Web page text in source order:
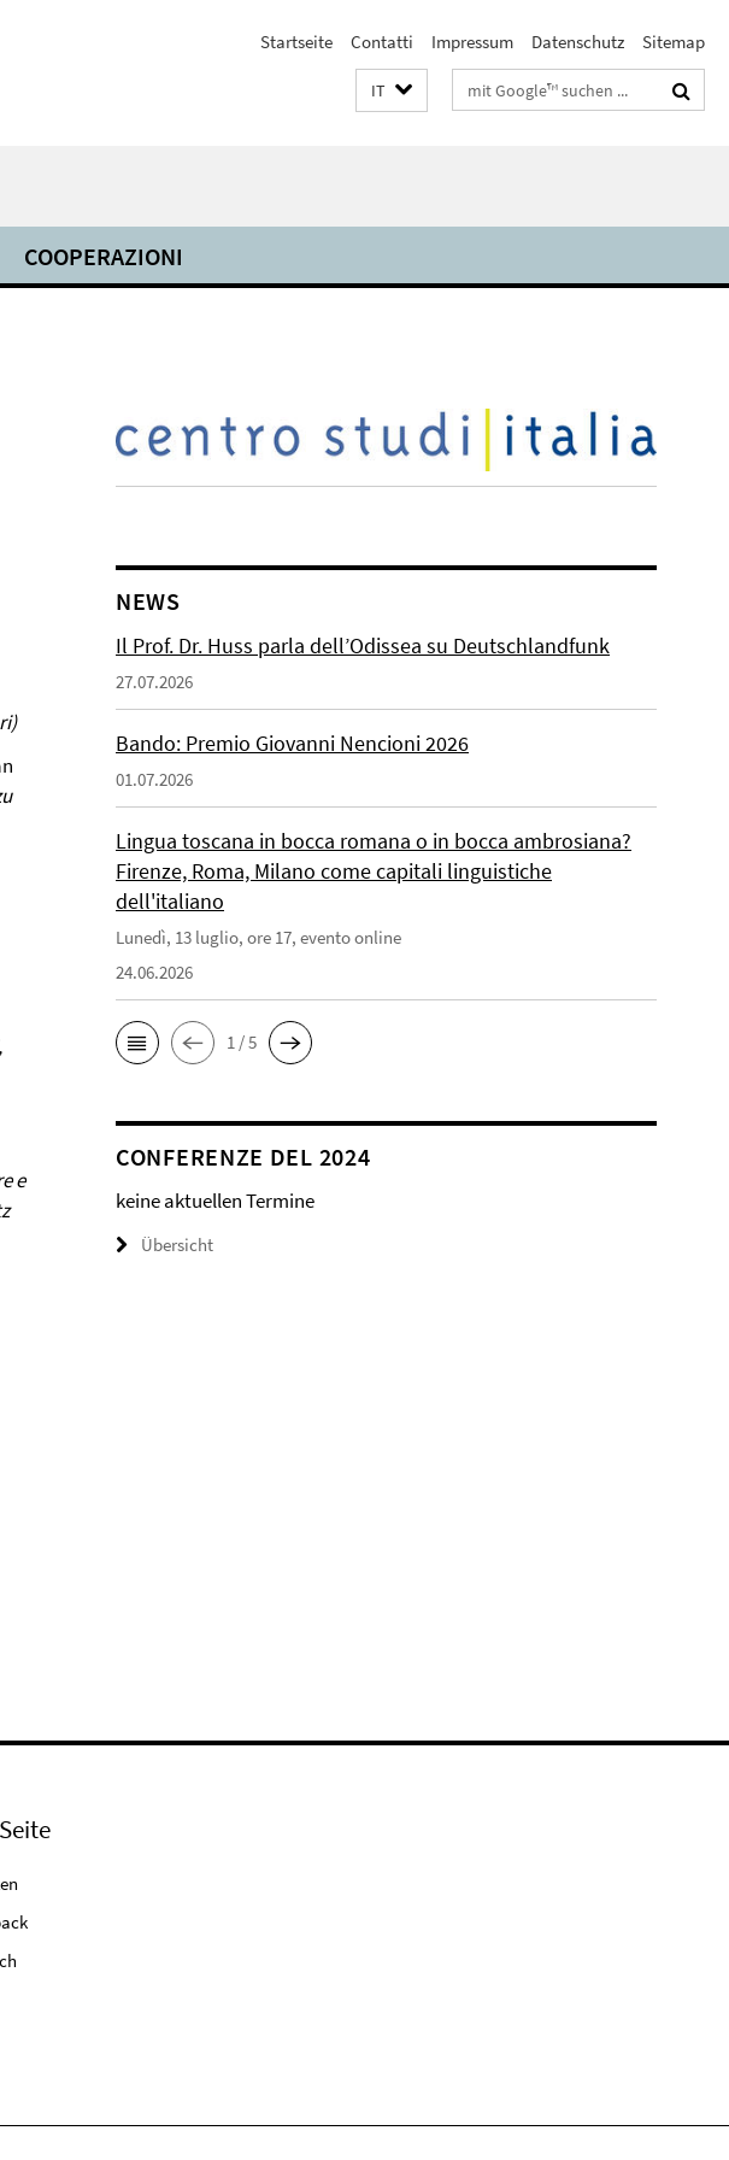
Startseite Contatti Impressum Datenschutz Sitemap
IT Suchbegriffe
COOPERAZIONI
e
NEWS
Il Prof. Dr. Huss parla dell’Odissea su Deutschlandfunk
27.07.2026
Bando: Premio Giovanni Nencioni 2026
01.07.2026
Lingua toscana in bocca romana o in bocca ambrosiana?
Firenze, Roma, Milano come capitali linguistiche
dell'italiano
Lunedì, 13 luglio, ore 17, evento online
24.06.2026
1 / 5
CONFERENZE DEL 2024
keine aktuellen Termine
Übersicht